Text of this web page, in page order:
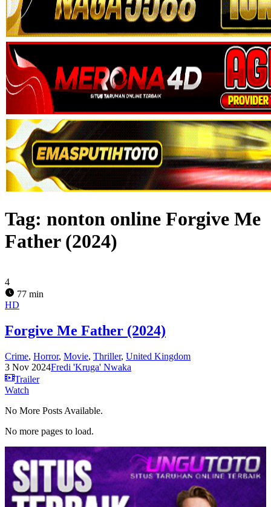
Tag: nonton online Forgive Me
Father (2024)
4
77 min
HD
Forgive Me Father (2024)
Crime, Horror, Movie, Thriller, United Kingdom
3 Nov 2024Fredi 'Kruga' Nwaka
Trailer
Watch
No More Posts Available.
No more pages to load.